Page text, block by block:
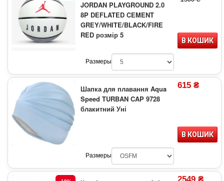
JORDAN PLAYGROUND 2.0
8P DEFLATED CEMENT
GREY/WHITE/BLACK/FIRE
RED розмір 5
В КОШИК
Размеры
Шапка для плавання Aqua
Speed TURBAN CAP 9728
блакитний Уні
615 ₴
В КОШИК
Размеры